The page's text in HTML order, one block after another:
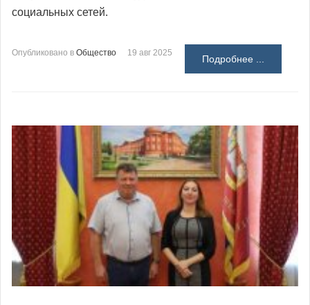
социальных сетей.
Опубликовано в Общество 19 авг 2025
Подробнее ...